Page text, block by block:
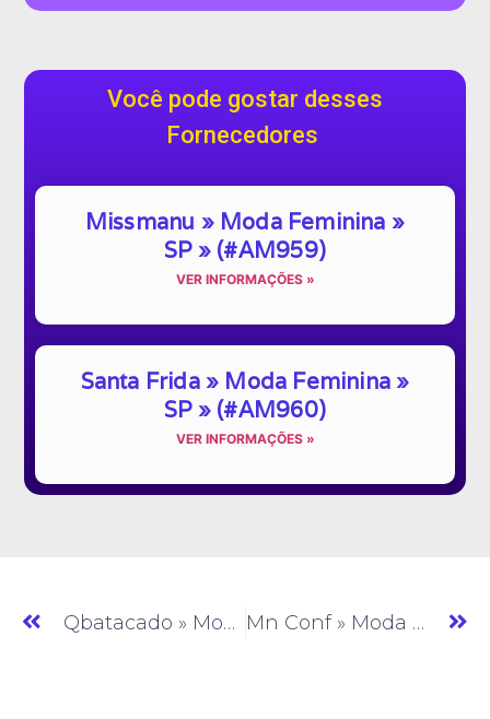
Você pode gostar desses
Fornecedores
Missmanu » Moda Feminina »
SP » (#AM959)
VER INFORMAÇÕES »
Santa Frida » Moda Feminina »
SP » (#AM960)
VER INFORMAÇÕES »
Qbatacado » Moda Feminina » SP » (#AM503) Mn Conf » Moda Feminina » SP » (#AM505)